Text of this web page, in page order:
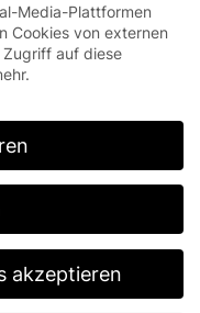
Media-Plattformen
Cookies von externen
auf diese
akzeptieren